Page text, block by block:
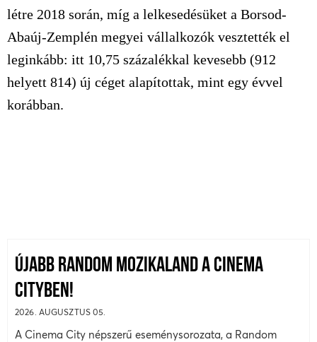
létre 2018 során, míg a lelkesedésüket a Borsod-
Abaúj-Zemplén megyei vállalkozók vesztették el
leginkább: itt 10,75 százalékkal kevesebb (912
helyett 814) új céget alapítottak, mint egy évvel
korábban.
ÚJABB RANDOM MOZIKALAND A CINEMA
CITYBEN!
2026. AUGUSZTUS 05.
A Cinema City népszerű eseménysorozata, a Random